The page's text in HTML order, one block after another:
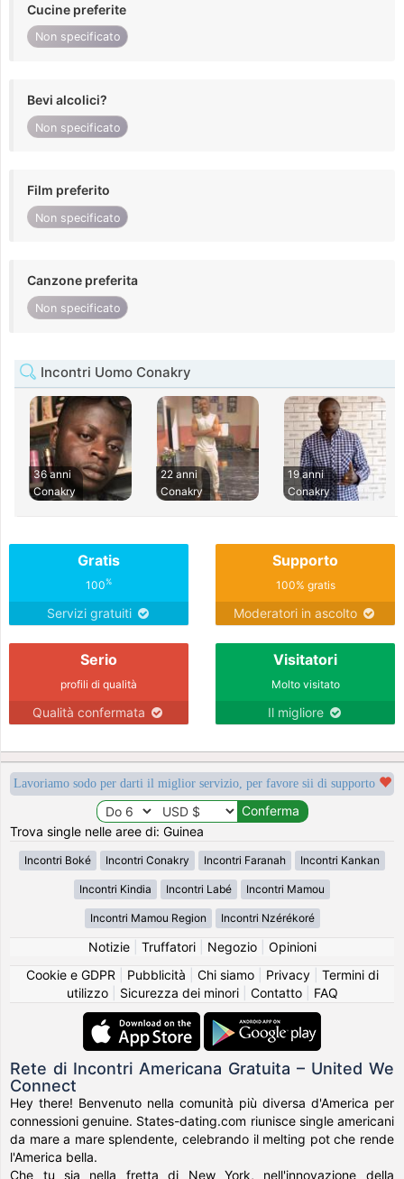
Cucine preferite
Non specificato
Bevi alcolici?
Non specificato
Film preferito
Non specificato
Canzone preferita
Non specificato
Incontri Uomo Conakry
36 anni
Conakry
22 anni
Conakry
19 anni
Conakry
Gratis
100%
Servizi gratuiti
Supporto
100% gratis
Moderatori in ascolto
Serio
profili di qualità
Qualità confermata
Visitatori
Molto visitato
Il migliore
Lavoriamo sodo per darti il miglior servizio, per favore sii di supporto
Trova single nelle aree di: Guinea
Incontri Boké Incontri Conakry Incontri Faranah Incontri Kankan
Incontri Kindia Incontri Labé Incontri Mamou
Incontri Mamou Region Incontri Nzérékoré
Notizie| Truffatori| Negozio| Opinioni
Cookie e GDPR
Pubblicità Chi siamo| Privacy| Termini di
utilizzo| Sicurezza dei minori| Contatto| FAQ
Rete di Incontri Americana Gratuita – United We
Connect
Hey there! Benvenuto nella comunità più diversa d'America per
connessioni genuine. States-dating.com riunisce single americani
da mare a mare splendente, celebrando il melting pot che rende
l'America bella.
Che tu sia nella fretta di New York, nell'innovazione della